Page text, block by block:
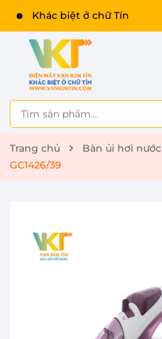
Khác biệt ở chữ Tín
Trang chủ Bàn ủi hơi nước
GC1426/39